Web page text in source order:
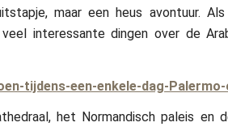
maar een heus avontuur.
interessante dingen over de
tijdens-een-enkele-dag-
het Normandisch paleis en